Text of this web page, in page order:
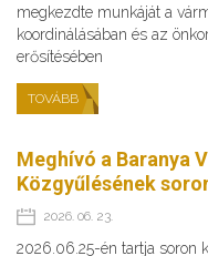
megkezdte munkáját a
koordinálásában és az
erősítésében
TOVÁBB
Meghívó a Baranya
Közgyűlésének
2026. 06. 23.
2026.06.25-én tartja soron